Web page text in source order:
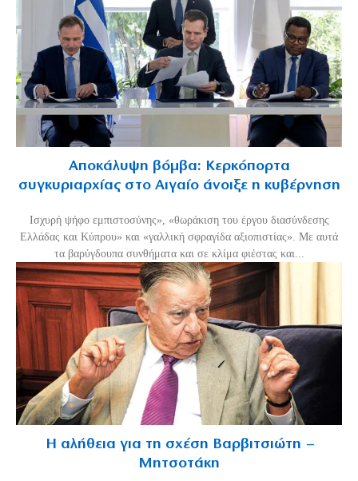
Αποκάλυψη βόμβα: Κερκόπορτα
συγκυριαρχίας στο Αιγαίο άνοιξε η κυβέρνηση
Ισχυρή ψήφο εμπιστοσύνης», «θωράκιση του έργου διασύνδεσης
Ελλάδας και Κύπρου» και «γαλλική σφραγίδα αξιοπιστίας». Με αυτά
τα βαρύγδουπα συνθήματα και σε κλίμα φιέστας και...
Η αλήθεια για τη σχέση Βαρβιτσιώτη –
Μητσοτάκη